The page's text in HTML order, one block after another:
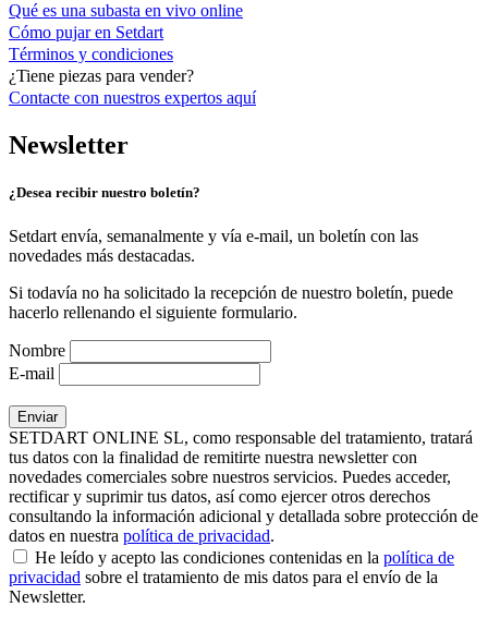
Qué es una subasta en vivo online
Cómo pujar en Setdart
Términos y condiciones
¿Tiene piezas para vender?
Contacte con nuestros expertos aquí
Newsletter
¿Desea recibir nuestro boletín?
Setdart envía, semanalmente y vía e-mail, un boletín con las
novedades más destacadas.
Si todavía no ha solicitado la recepción de nuestro boletín, puede
hacerlo rellenando el siguiente formulario.
Nombre
E-mail
SETDART ONLINE SL, como responsable del tratamiento, tratará
tus datos con la finalidad de remitirte nuestra newsletter con
novedades comerciales sobre nuestros servicios. Puedes acceder,
rectificar y suprimir tus datos, así como ejercer otros derechos
consultando la información adicional y detallada sobre protección de
datos en nuestra política de privacidad.
He leído y acepto las condiciones contenidas en la política de
privacidad sobre el tratamiento de mis datos para el envío de la
Newsletter.